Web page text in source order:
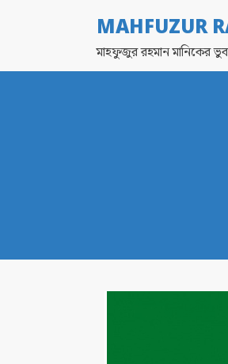
MAHFUZUR
মাহফুজুর রহমান মানিকের